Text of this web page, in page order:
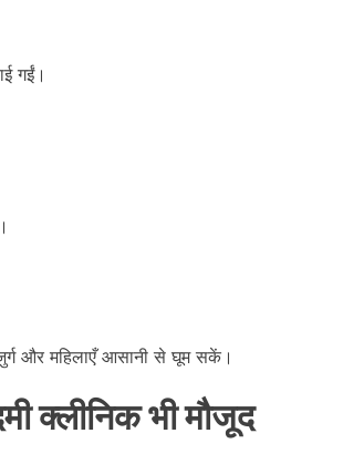
गईं।
और महिलाएँ आसानी से घूम सकें।
क्लीनिक भी मौजूद